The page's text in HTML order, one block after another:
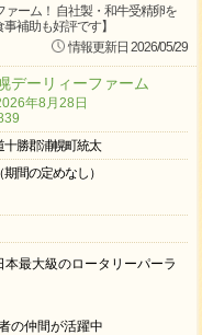
ーム！ 自社製・和牛受精卵を
補助も好評です】
情報更新日 2026/05/29
デーリィーファーム
年8月28日
十勝郡浦幌町統太
間の定めなし）
最大級のロータリーパーラ
の仲間が活躍中